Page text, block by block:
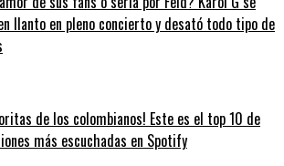
llanto en pleno concierto y desató todo tipo de
de los colombianos! Este es el top 10 de
más escuchadas en Spotify